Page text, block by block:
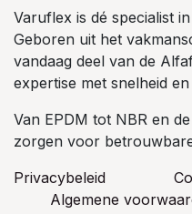
Varuflex is dé specialist
Geboren uit het
vandaag deel van de
expertise met snelheid
Van EPDM tot NBR en
zorgen voor
Privacybeleid
Algemene